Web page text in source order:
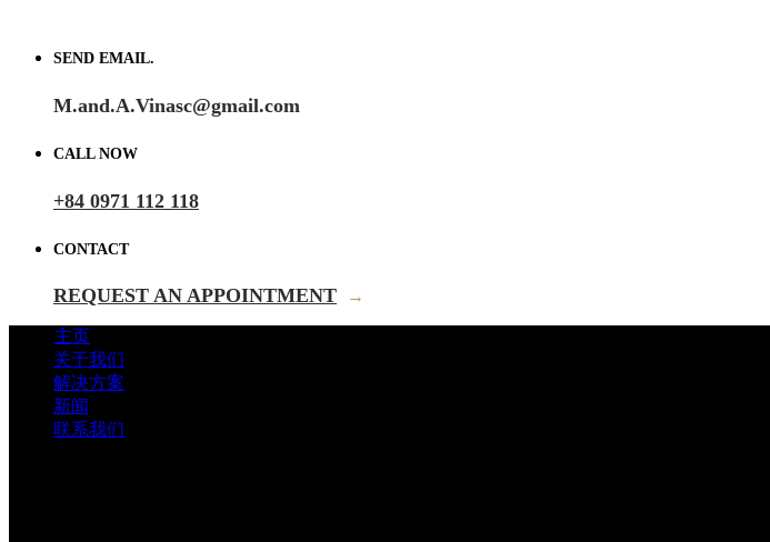
SEND EMAIL.
M.and.A.Vinasc@gmail.com
CALL NOW
+84 0971 112 118
CONTACT
REQUEST AN APPOINTMENT →
主页
关于我们
解决方案
新闻
联系我们